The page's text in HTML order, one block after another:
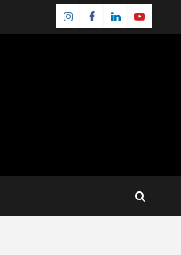
Instagram
Facebook
LinkedinYoutube